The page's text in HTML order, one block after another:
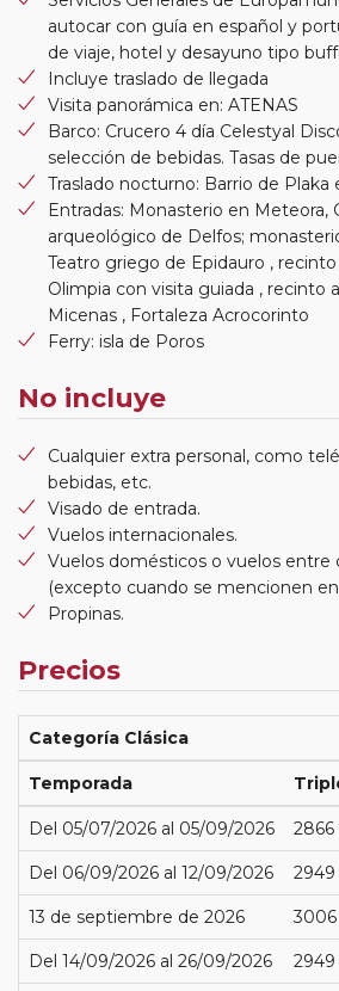
autocar con guía en español y
de viaje, hotel y desayuno tipo
Incluye traslado de llegada
Visita panorámica en: ATENAS
Barco: Crucero 4 día Celestyal
selección de bebidas. Tasas de
Traslado nocturno: Barrio de Plaka
Entradas: Monasterio en Meteora,
arqueológico de Delfos;
Teatro griego de Epidauro ,
Olimpia con visita guiada , recinto
Micenas , Fortaleza Acrocorinto
Ferry: isla de Poros
No incluye
Cualquier extra personal, como
bebidas, etc.
Visado de entrada.
Vuelos internacionales.
Vuelos domésticos o vuelos entre
(excepto cuando se mencionen
Propinas.
Precios
Categoría Clásica
Temporada
Del 05/07/2026 al 05/09/2026
Del 06/09/2026 al 12/09/2026
13 de septiembre de 2026
Del 14/09/2026 al 26/09/2026